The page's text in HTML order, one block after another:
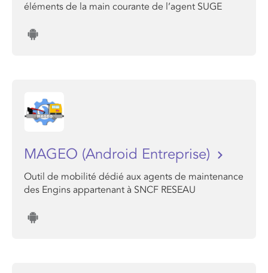
éléments de la main courante de l’agent SUGE
MAGEO (Android Entreprise)
Outil de mobilité dédié aux agents de maintenance
des Engins appartenant à SNCF RESEAU